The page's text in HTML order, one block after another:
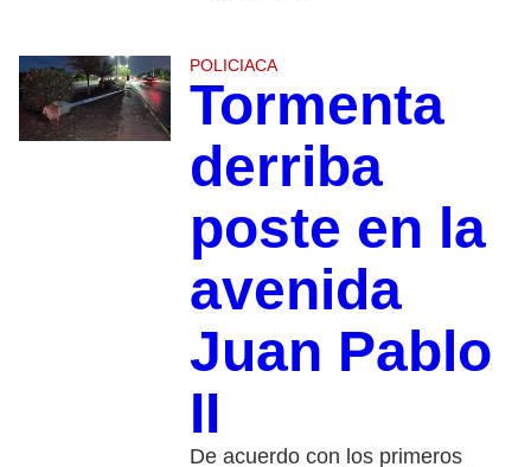
POLICIACA
Tormenta
derriba
poste en la
avenida
Juan Pablo
II
De acuerdo con los primeros